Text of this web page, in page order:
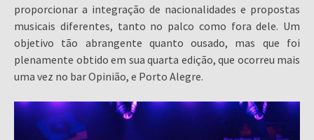
proporcionar a integração de nacionalidades e propostas
musicais diferentes, tanto no palco como fora dele. Um
objetivo tão abrangente quanto ousado, mas que foi
plenamente obtido em sua quarta edição, que ocorreu mais
uma vez no bar Opinião, e Porto Alegre.